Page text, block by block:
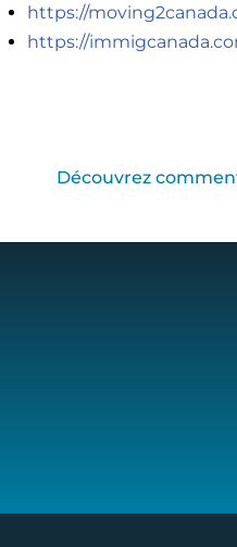
https://
https://
Découvrez